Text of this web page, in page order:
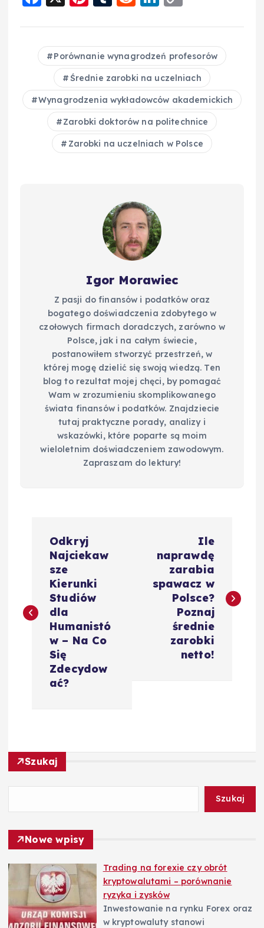
c
e
b
o
o
k
er
e
st
m
bl
r
d
di
t
k
e
d
I
n
p
y
Li
n
k
Porównanie wynagrodzeń profesorów
Średnie zarobki na uczelniach
Wynagrodzenia wykładowców akademickich
Zarobki doktorów na politechnice
Zarobki na uczelniach w Polsce
Igor Morawiec
Z pasji do finansów i podatków oraz
bogatego doświadczenia zdobytego w
czołowych firmach doradczych, zarówno w
Polsce, jak i na całym świecie,
postanowiłem stworzyć przestrzeń, w
której mogę dzielić się swoją wiedzą. Ten
blog to rezultat mojej chęci, by pomagać
Wam w zrozumieniu skomplikowanego
świata finansów i podatków. Znajdziecie
tutaj praktyczne porady, analizy i
wskazówki, które poparte są moim
wieloletnim doświadczeniem zawodowym.
Zapraszam do lektury!
i
a
w
p
i
s
u
Odkryj
Najciekaw
sze
Kierunki
Studiów
dla
Humanistó
w – Na Co
Się
Zdecydow
ać?
Ile
naprawdę
zarabia
spawacz w
Polsce?
Poznaj
średnie
zarobki
netto!
Szukaj
Szukaj
Nowe wpisy
Trading na forexie czy obrót
kryptowalutami – porównanie
ryzyka i zysków
Inwestowanie na rynku Forex oraz
w kryptowaluty stanowi